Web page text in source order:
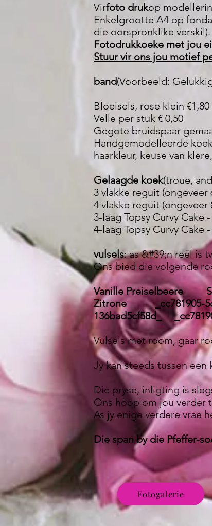
Virfoto drukop
Enkelgrootte A4 op
die oorspronklike
Fotodrukkoeke met jou
Stuur vir ons jou motief
band(Voorbeeld:
Bloeisels, rose klein
Velle per stuk € 0,50
Gegote bruidspaar
Handgemodelleerde
haarkleur, keuse van
Gelaagde koek(troue,
3 vlakke reguit (ongeveer
4 vlakke reguit (ongeveer
3-laag Topsy Curvy Cake
4-laag Topsy Curvy Cake
vulsels: as &#39;n reël is
Ons bied die volgende
Vanille Preiselbeere
Zitrone _cc781905-
136bad5cf58d_
Vulsels met room, gaar
Jy kan steeds tussen een
Die pryse, inligting is
Ons hoop om jou verder
As jy enige verdere vrae
Die span by die Pfeffer-
Fotogalerie